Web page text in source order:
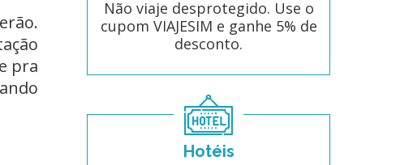
pra
Não viaje desprotegido. Use o
cupom VIAJESIM e ganhe 5% de
desconto.
Hotéis